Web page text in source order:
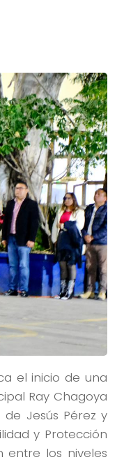
el inicio de una
Ray Chagoya
Jesús Pérez y
y Protección
entre los niveles